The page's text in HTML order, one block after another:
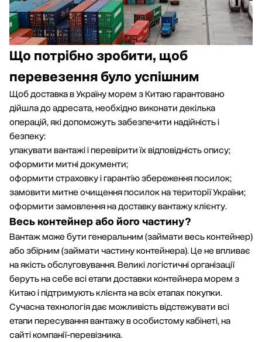
Що потрібно зробити, щоб
перевезення було успішним
Щоб доставка в Україну морем з Китаю гарантовано
дійшла до адресата, необхідно виконати декілька
операцій, які допоможуть забезпечити надійність і
безпеку:
упакувати вантажі і перевірити їх відповідність опису;
оформити митні документи;
оформити страховку і гарантію збереження посилок;
замовити митне очищення посилок на території України;
оформити замовлення на доставку вантажу клієнту.
Весь контейнер або його частину?
Вантаж може бути генеральним (займати весь контейнер)
або збірним (займати частину контейнера). Це не впливає
на якість обслуговування. Великі логістичні організації
беруть на себе всі етапи доставки контейнера морем з
Китаю і підтримують клієнта на всіх етапах покупки.
Сучасна технологія дає можливість відстежувати всі
етапи пересування вантажу в особистому кабінеті, на
сайті компанії-перевізника.